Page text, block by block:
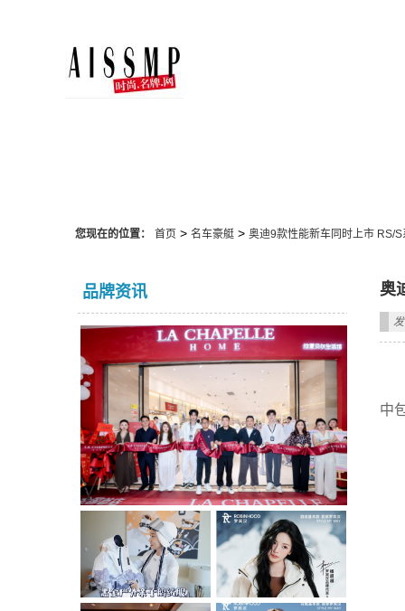
您现在的位置： 首页> 名车豪艇> 奥迪9款性能新车同时上市 RS/
品牌资讯 奥
中